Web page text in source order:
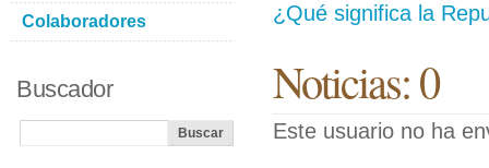
¿Qué significa la
Noticias: 0
Este usuario no ha
Colaboradores
Buscador